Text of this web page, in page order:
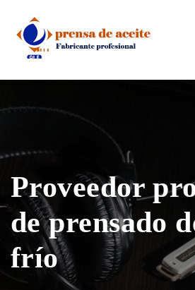
content
Proveedor
de prensado
frío